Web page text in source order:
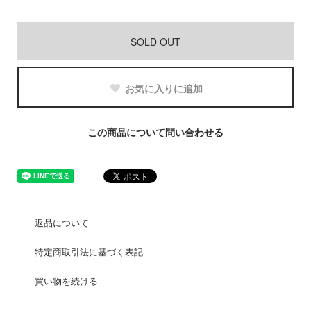
SOLD OUT
お気に入りに追加
この商品について問い合わせる
返品について
特定商取引法に基づく表記
買い物を続ける